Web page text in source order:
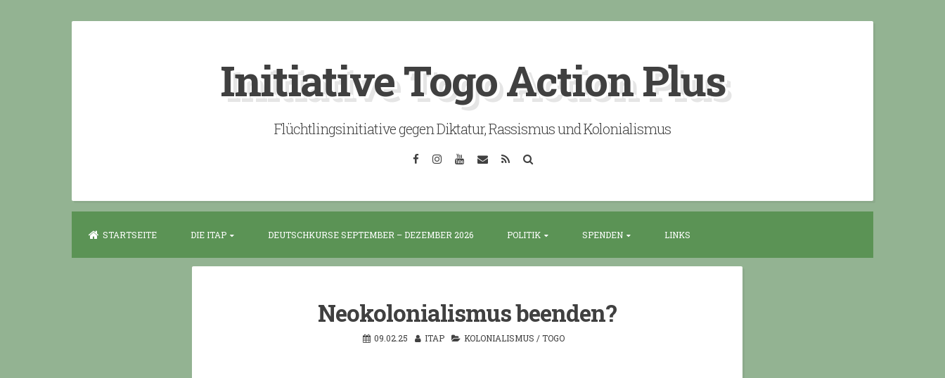
Initiative Togo Action Plus
Flüchtlingsinitiative gegen Diktatur, Rassismus und Kolonialismus
FacebookInstagramYouTube
EmailRSS
STARTSEITE DIE ITAP DEUTSCHKURSE SEPTEMBER – DEZEMBER 2026 POLITIK SPENDEN LINKS
Neokolonialismus beenden?
09.02.25 ITAP KOLONIALISMUS /TOGO